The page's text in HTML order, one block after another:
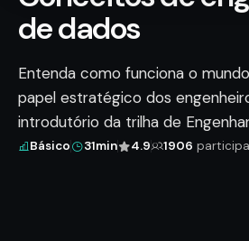
de dados
Entenda como funciona o
papel estratégico dos
introdutório da trilha de
Básico 31min 4.9 1906